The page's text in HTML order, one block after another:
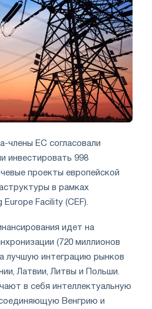
члены ЕС согласовали
инвестировать 998
проекты европейской
в рамках
Facility (CEF).
идет на
(720 миллионов
лучшую интеграцию рынков
Латвии, Литвы и Польши.
в себя интеллектуальную
Венгрию и